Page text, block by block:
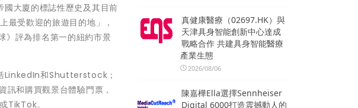
大廈的標誌性歷史及其目前
最受歡迎的旅遊目的地」，
評為排名第一的紐約市景
LinkedIn和Shutterstock；
和購買觀景台體驗門票，
。
真健康醫療（02697.HK）與
天津具身智能創新中心達成
戰略合作 共建具身智能醫療
產業生態
2026/08/06
陳嘉樺Ella選擇Sennheiser
Digital 6000打造震撼動人的